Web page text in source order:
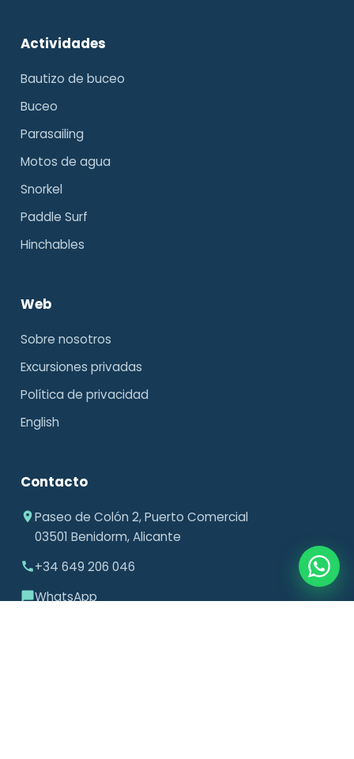
Actividades
Bautizo de buceo
Buceo
Parasailing
Motos de agua
Snorkel
Paddle Surf
Hinchables
Web
Sobre nosotros
Excursiones privadas
Política de privacidad
English
Contacto
Paseo de Colón 2, Puerto Comercial
03501 Benidorm, Alicante
+34 649 206 046
WhatsApp